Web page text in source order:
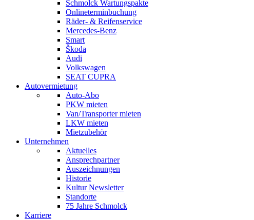
Schmolck Wartungspakte
Onlineterminbuchung
Räder- & Reifenservice
Mercedes-Benz
Smart
Škoda
Audi
Volkswagen
SEAT CUPRA
Autovermietung
Auto-Abo
PKW mieten
Van/Transporter mieten
LKW mieten
Mietzubehör
Unternehmen
Aktuelles
Ansprechpartner
Auszeichnungen
Historie
Kultur Newsletter
Standorte
75 Jahre Schmolck
Karriere